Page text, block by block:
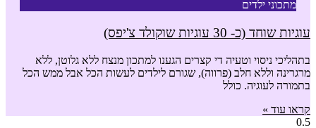
מתכוני ילדים
עוגיות שוחד (כ- 30 עוגיות שוקולד צ'יפס)
בתהליכי ניסוי וטעיה די קצרים הגענו למתכון מנצח ללא גלוטן, ללא
מרגרינה וללא חלב (פרווה), שגורם לילדים לעשות הכל אבל ממש הכל
בתמורה לעוגיה. כולל
קראו עוד »